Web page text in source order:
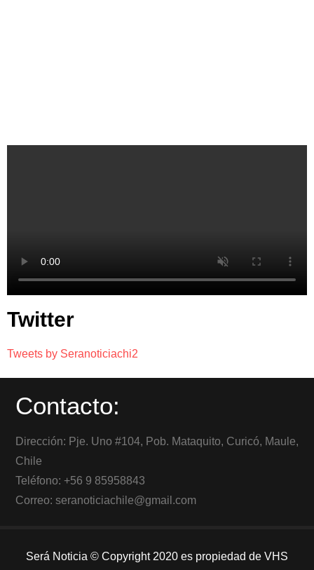
Twitter
Tweets by Seranoticiachi2
Contacto:
Dirección: Pje. Uno #104, Pob. Mataquito, Curicó, Maule,
Chile
Teléfono: +56 9 85958843
Correo: seranoticiachile@gmail.com
Será Noticia © Copyright 2020 es propiedad de VHS